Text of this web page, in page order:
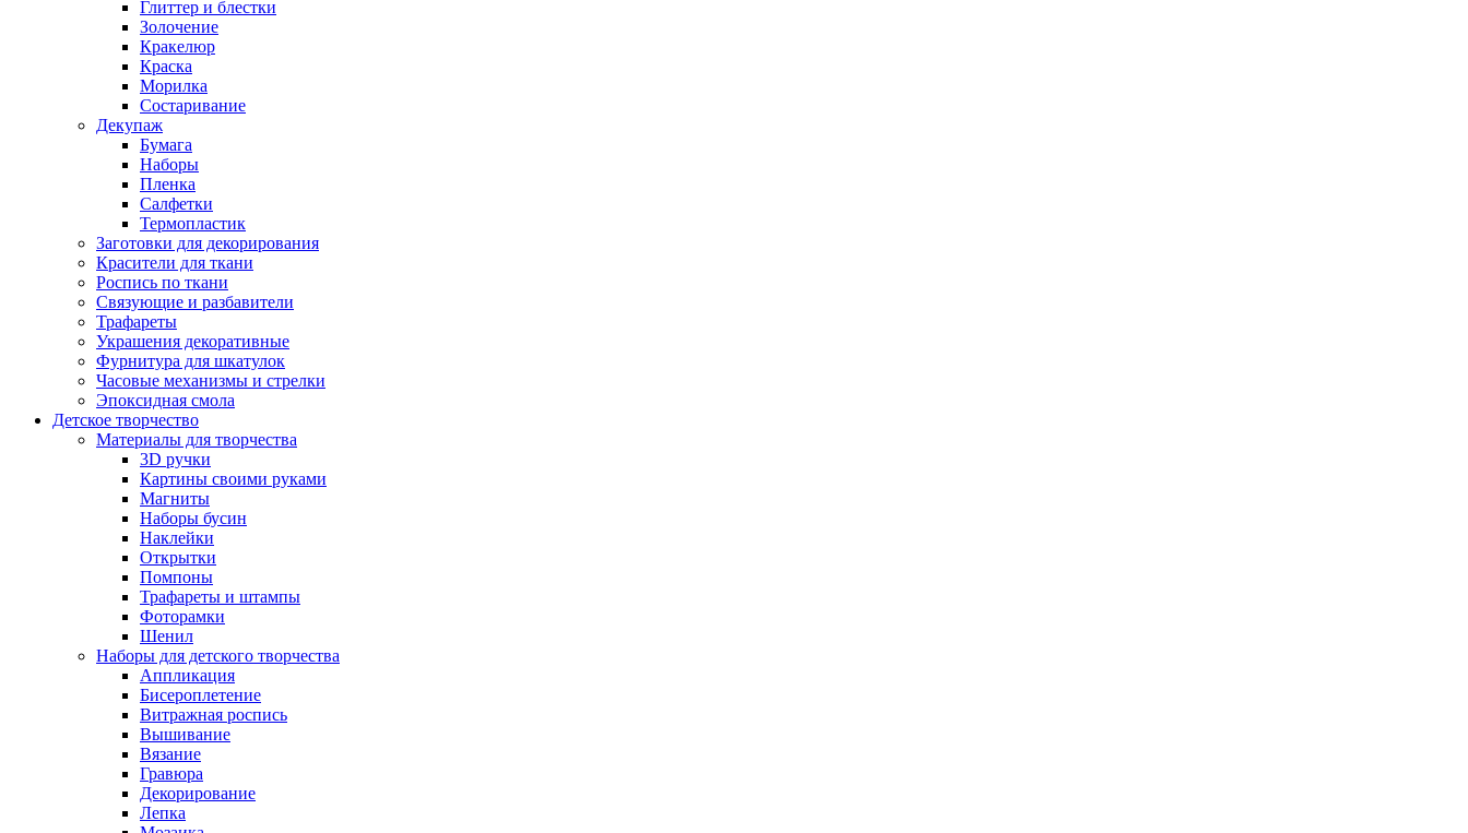
Глиттер и блестки
Золочение
Кракелюр
Краска
Морилка
Состаривание
Декупаж
Бумага
Наборы
Пленка
Салфетки
Термопластик
Заготовки для декорирования
Красители для ткани
Роспись по ткани
Связующие и разбавители
Трафареты
Украшения декоративные
Фурнитура для шкатулок
Часовые механизмы и стрелки
Эпоксидная смола
Детское творчество
Материалы для творчества
3D ручки
Картины своими руками
Магниты
Наборы бусин
Наклейки
Открытки
Помпоны
Трафареты и штампы
Фоторамки
Шенил
Наборы для детского творчества
Аппликация
Бисероплетение
Витражная роспись
Вышивание
Вязание
Гравюра
Декорирование
Лепка